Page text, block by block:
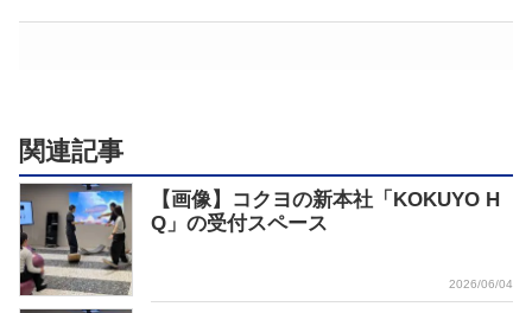
関連記事
【画像】コクヨの新本社「KOKUYO H
Q」の受付スペース
2026/06/04